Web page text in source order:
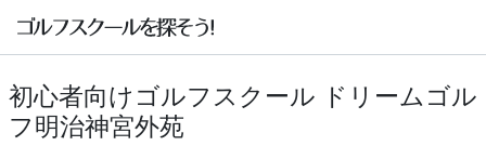
初心者向けゴルフスクール ドリームゴル
フ明治神宮外苑